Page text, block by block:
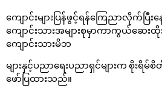
ကျောင်းများပြန်ဖွင့်ရန်ကြေညာလိုက်ပြီး
ကျောင်းသားအများစုမှာကာကွယ်ဆေးထို
ကျောင်းသားမိဘ
များနှင့်ပညာရေးပညာရှင်များက စိုး
ဖော်ပြထားသည်။